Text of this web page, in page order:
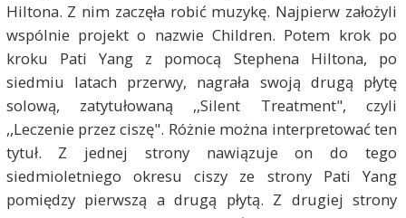
Hiltona. Z nim zaczęła robić muzykę. Najpierw założyli
wspólnie projekt o nazwie Children. Potem krok po
kroku Pati Yang z pomocą Stephena Hiltona, po
siedmiu latach przerwy, nagrała swoją drugą płytę
solową, zatytułowaną ,,Silent Treatment", czyli
,,Leczenie przez ciszę". Różnie można interpretować ten
tytuł. Z jednej strony nawiązuje on do tego
siedmioletniego okresu ciszy ze strony Pati Yang
pomiędzy pierwszą a drugą płytą. Z drugiej strony